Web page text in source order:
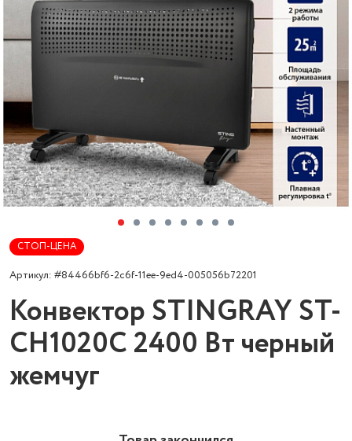
СТОП-ЦЕНА
Артикул: #84466bf6-2c6f-11ee-9ed4-005056b72201
Конвектор STINGRAY ST-
CH1020C 2400 Вт черный
жемчуг